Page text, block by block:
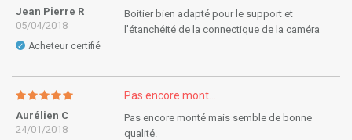
Jean Pierre R
05/04/2018
✓ Acheteur certifié
Boitier bien adapté pour le support et
l'étanchéité de la connectique de la caméra
Aurélien C
24/01/2018
Pas encore mont...
Pas encore monté mais semble de bonne
qualité.